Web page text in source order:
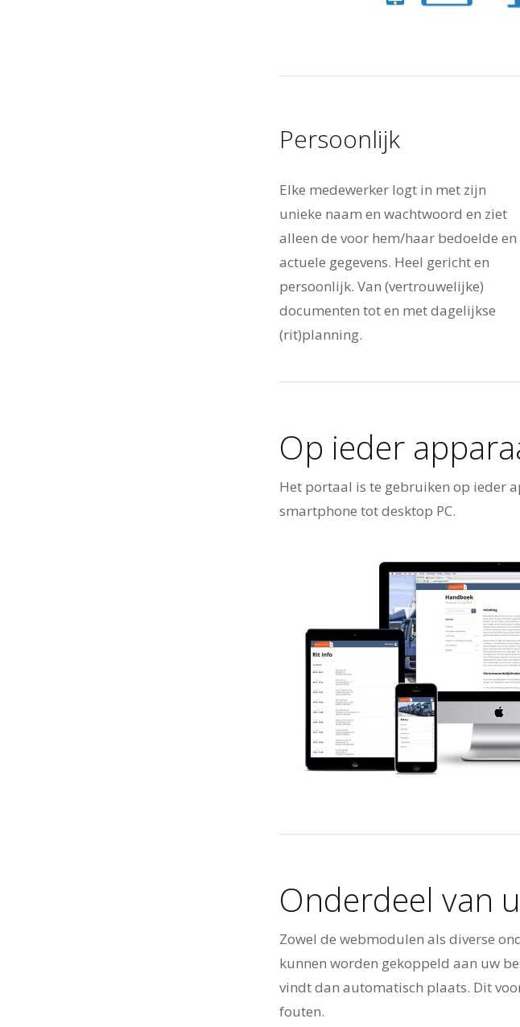
Persoonlijk
Elke medewerker logt in met zijn
unieke naam en wachtwoord en ziet
alleen de voor hem/haar bedoelde en
actuele gegevens. Heel gericht en
persoonlijk. Van (vertrouwelijke)
documenten tot en met dagelijkse
(rit)planning.
Op ieder
Het portaal is te gebruiken op ieder
smartphone tot desktop PC.
Onderdeel van
Zowel de webmodulen als diverse
kunnen worden gekoppeld aan uw
vindt dan automatisch plaats. Dit
fouten.